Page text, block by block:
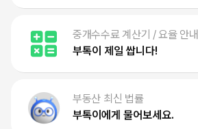
중개수수료 계산기 / 요율 안내
부톡이 제일 쌉니다!
부동산 최신 법률
부톡이에게 물어보세요.